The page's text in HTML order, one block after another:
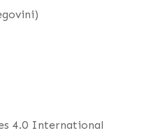
4.0 International